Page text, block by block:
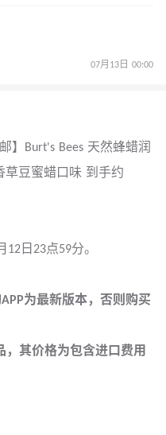
07月13日 00:00
】Burt's Bees 天然蜂蜡润
草豆蜜蜡口味 到手约
日23点59分。
为最新版本，否则购买
，其价格为包含进口费用